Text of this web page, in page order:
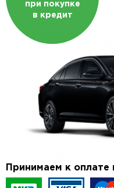
при покупке
в кредит
Принимаем к оплате